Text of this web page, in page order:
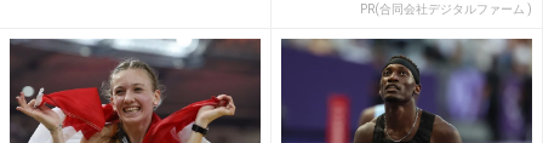
PR(合同会社デジタルファーム )